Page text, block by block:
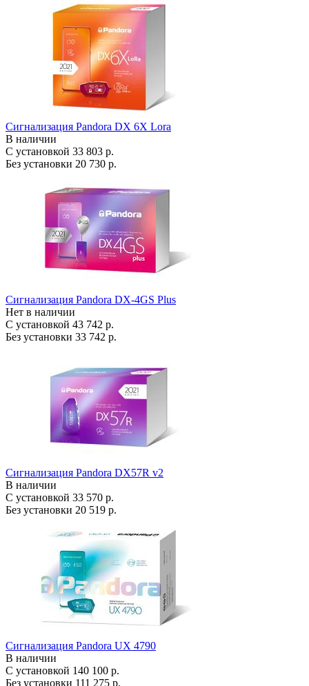
Сигнализация Pandora DX 6X Lora
В наличии
С установкой 33 803 р.
Без установки 20 730 р.
Сигнализация Pandora DX-4GS Plus
Нет в наличии
С установкой 43 742 р.
Без установки 33 742 р.
Сигнализация Pandora DX57R v2
В наличии
С установкой 33 570 р.
Без установки 20 519 р.
Сигнализация Pandora UX 4790
В наличии
С установкой 140 100 р.
Без установки 111 275 р.